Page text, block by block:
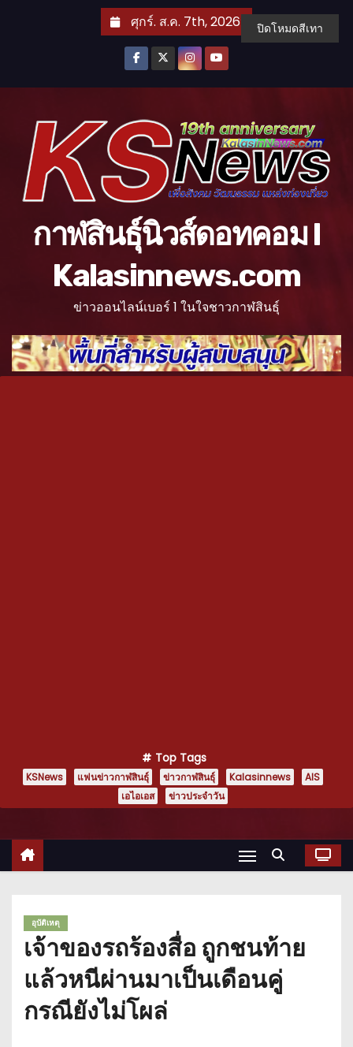
ศุกร์. ส.ค. 7th, 2026
กาฬสินธุ์นิวส์ดอทคอม l
Kalasinnews.com
ข่าวออนไลน์เบอร์ 1 ในใจชาวกาฬสินธุ์
Top Tags
KSNews แฟนข่าวกาฬสินธุ์ ข่าวกาฬสินธุ์ Kalasinnews
AIS
เอไอเอส
ข่าวประจำวัน
อุบัติเหตุ
เจ้าของรถร้องสื่อ ถูกชนท้าย
แล้วหนีผ่านมาเป็นเดือนคู่
กรณียังไม่โผล่
ปิดโหมดสีเทา